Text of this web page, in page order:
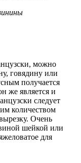
можно
говядину или
получается
же является и
следует
количеством
Очень
шейкой или
для